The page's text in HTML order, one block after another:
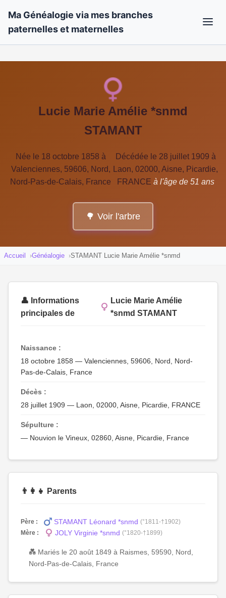
Ma Généalogie via mes branches
paternelles et maternelles
Lucie Marie Amélie *snmd
STAMANT
Née le 18 octobre 1858 à
Valenciennes, 59606, Nord,
Nord-Pas-de-Calais, France
Décédée le 28 juillet 1909 à
Laon, 02000, Aisne, Picardie,
FRANCE à l'âge de 51 ans
🌳 Voir l'arbre
Accueil Généalogie STAMANT Lucie Marie Amélie *snmd
👤 Informations
principales de
Lucie Marie Amélie
*snmd STAMANT
Naissance :
18 octobre 1858 — Valenciennes, 59606, Nord, Nord-
Pas-de-Calais, France
Décès :
28 juillet 1909 — Laon, 02000, Aisne, Picardie, FRANCE
Sépulture :
— Nouvion le Vineux, 02860, Aisne, Picardie, France
👨‍👩‍👧 Parents
Père : STAMANT Léonard *snmd (°1811-†1902)
Mère :
JOLY Virginie *snmd (°1820-†1899)
💑 Mariés le 20 août 1849 à Raismes, 59590, Nord,
Nord-Pas-de-Calais, France